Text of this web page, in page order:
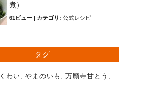
煮）
61ビュー カテゴリ: 公式レシピ
タグ
くわい やまのいも
万願寺甘とう